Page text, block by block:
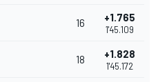
16 +1.765
1'45.109
18 +1.828
1'45.172